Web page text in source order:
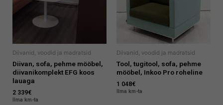
Diivanid, voodid ja madratsid
Diivan, sofa, pehme mööbel,
diivanikomplekt EFG koos
lauaga
2 339€
Ilma km-ta
Diivanid, voodid ja madratsid
Tool, tugitool, sofa, pehme
mööbel, Inkoo Pro roheline
1 048€
Ilma km-ta